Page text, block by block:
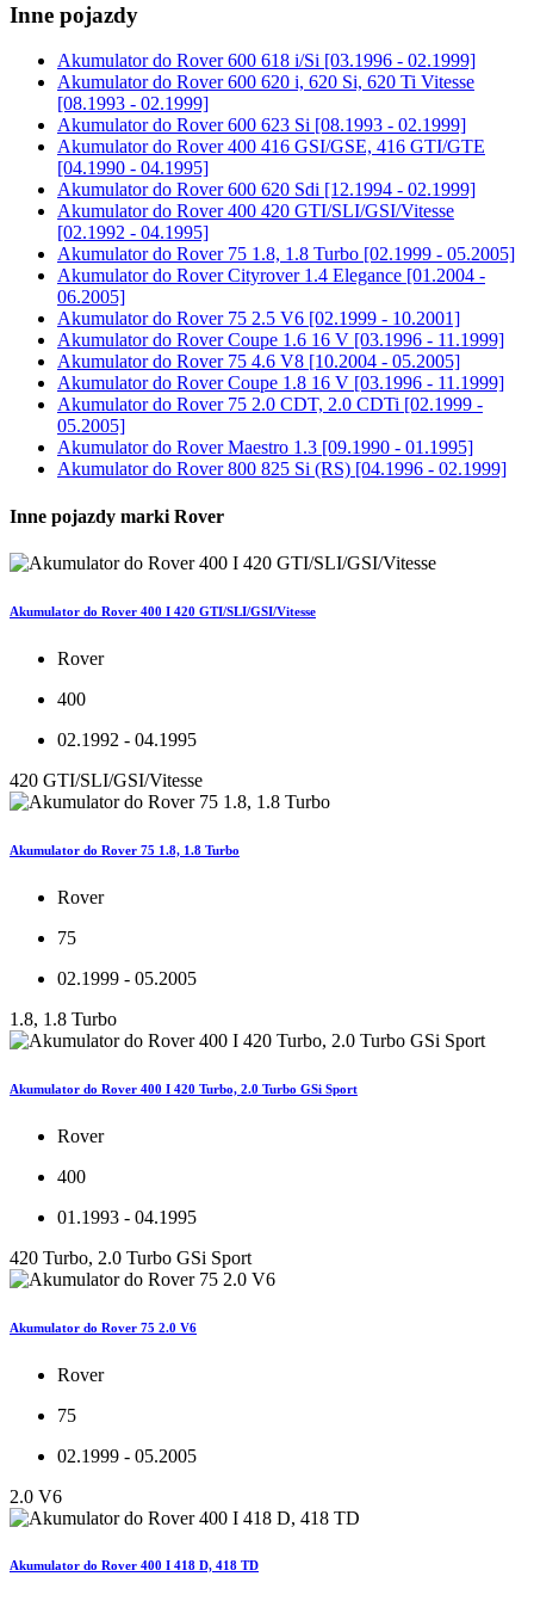
Inne pojazdy
Akumulator do Rover 600 618 i/Si [03.1996 - 02.1999]
Akumulator do Rover 600 620 i, 620 Si, 620 Ti Vitesse
[08.1993 - 02.1999]
Akumulator do Rover 600 623 Si [08.1993 - 02.1999]
Akumulator do Rover 400 416 GSI/GSE, 416 GTI/GTE
[04.1990 - 04.1995]
Akumulator do Rover 600 620 Sdi [12.1994 - 02.1999]
Akumulator do Rover 400 420 GTI/SLI/GSI/Vitesse
[02.1992 - 04.1995]
Akumulator do Rover 75 1.8, 1.8 Turbo [02.1999 - 05.2005]
Akumulator do Rover Cityrover 1.4 Elegance [01.2004 -
06.2005]
Akumulator do Rover 75 2.5 V6 [02.1999 - 10.2001]
Akumulator do Rover Coupe 1.6 16 V [03.1996 - 11.1999]
Akumulator do Rover 75 4.6 V8 [10.2004 - 05.2005]
Akumulator do Rover Coupe 1.8 16 V [03.1996 - 11.1999]
Akumulator do Rover 75 2.0 CDT, 2.0 CDTi [02.1999 -
05.2005]
Akumulator do Rover Maestro 1.3 [09.1990 - 01.1995]
Akumulator do Rover 800 825 Si (RS) [04.1996 - 02.1999]
Inne pojazdy marki Rover
Akumulator do Rover 400 I 420 GTI/SLI/GSI/Vitesse
Rover
400
02.1992 - 04.1995
420 GTI/SLI/GSI/Vitesse
Akumulator do Rover 75 1.8, 1.8 Turbo
Rover
75
02.1999 - 05.2005
1.8, 1.8 Turbo
Akumulator do Rover 400 I 420 Turbo, 2.0 Turbo GSi Sport
Rover
400
01.1993 - 04.1995
420 Turbo, 2.0 Turbo GSi Sport
Akumulator do Rover 75 2.0 V6
Rover
75
02.1999 - 05.2005
2.0 V6
Akumulator do Rover 400 I 418 D, 418 TD